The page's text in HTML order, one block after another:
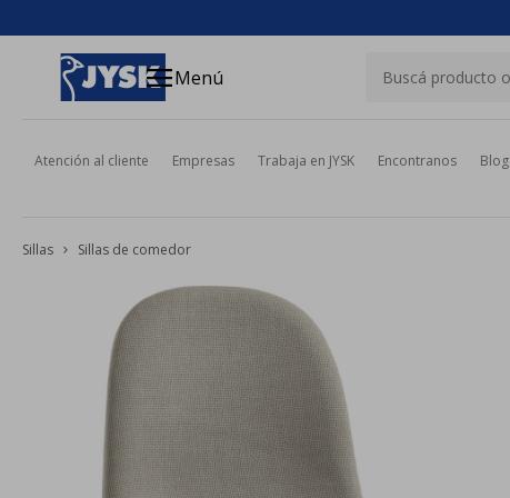
menuMenú
Atención al cliente Empresas Trabaja en JYSK Encontranos Blog
Sillas Sillas de comedor
close